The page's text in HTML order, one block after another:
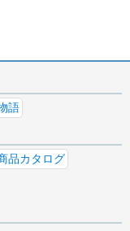
語
品カタログ